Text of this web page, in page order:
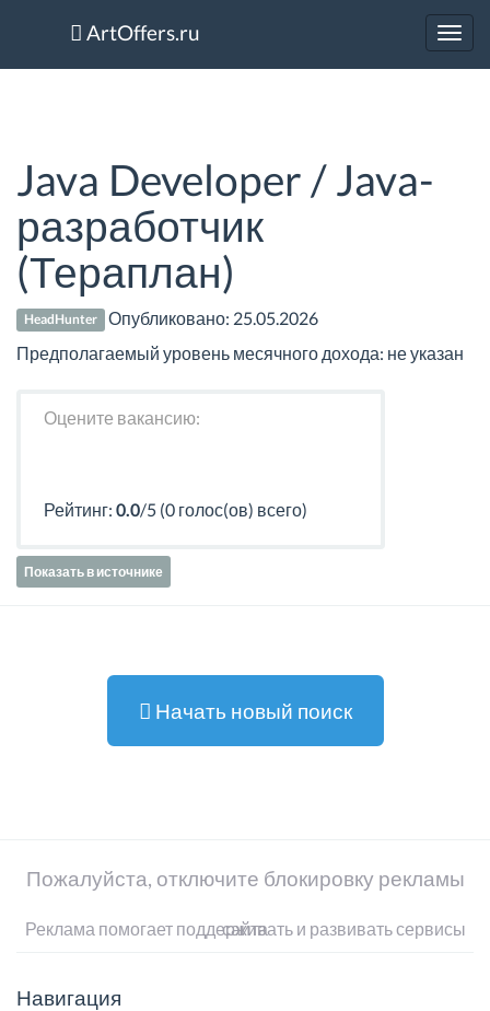
ArtOffers.ru
Java Developer / Java-
разработчик
(Тераплан)
HeadHunter Опубликовано: 25.05.2026
Предполагаемый уровень месячного дохода: не указан
Оцените вакансию:
Рейтинг: 0.0/5 (0 голос(ов) всего)
Показать в источнике
Начать новый поиск
Пожалуйста, отключите блокировку рекламы
Реклама помогает поддерживать и развивать сервисы сайта
Навигация